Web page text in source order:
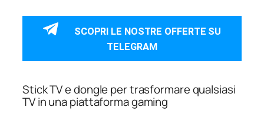
SCOPRI LE NOSTRE OFFERTE SU
TELEGRAM
Stick TV e dongle per trasformare qualsiasi
TV in una piattaforma gaming